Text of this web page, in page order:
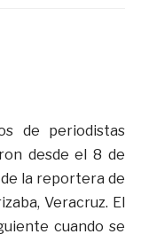
de periodistas
desde el 8 de
la reportera de
Veracruz. El
cuando se